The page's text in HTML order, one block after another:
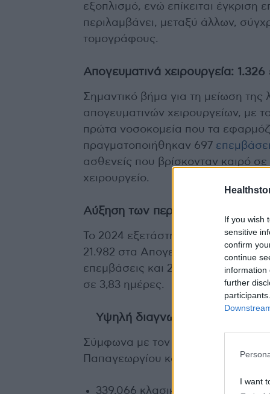
If you wish
sensitive
confirm
continue
information
further
I want
εξοπλισμό, ενώ επίκειται έγκριση
περιλαμβάνει, μεταξύ άλλων,
τομογράφους.
Απογευματινά χειρουργεία:
Σημαντικό βήμα για τη μείωση της
απογευματινών χειρουργείων, με
πρώτα νοσοκομεία που τα
πραγματοποιήθηκαν 697
ασθενείς που βρίσκονταν καιρό
χειρουργείο.
Αύξηση των περιστατικών και
Το 2024 εξετάστηκαν 185.432
21.982 στα Απογευματινά Ιατρεία.
επεμβάσεις και 2.513
σε 3,83 ημέρες.
Υψηλή διαγνωστική και
Σύμφωνα με τον Γενικό Διευθυντή
Παπαγεωργίου κατέγραψε
339.066 κλασικές ακτινογραφίες